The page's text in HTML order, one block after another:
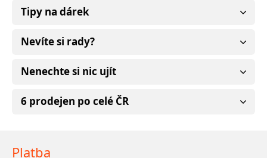
Tipy na dárek
Nevíte si rady?
Nenechte si nic ujít
6 prodejen po celé ČR
Platba